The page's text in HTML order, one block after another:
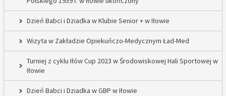
Dzień Babci i Dziadka w Klubie Senior + w Iłowie
Wizyta w Zakładzie Opiekuńczo-Medycznym Ład-Med
Turniej z cyklu Iłów Cup 2023 w Środowiskowej Hali Sportowej w
Iłowie
Dzień Babci i Dziadka w GBP w Iłowie